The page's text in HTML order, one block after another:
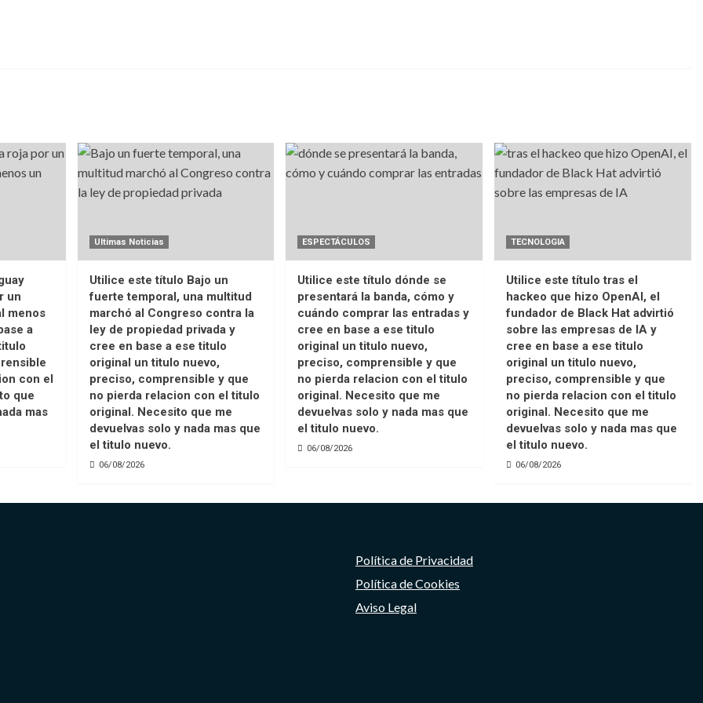
un
menos
a
con el
que
mas
Ultimas Noticias
Utilice este título Bajo un
fuerte temporal, una multitud
marchó al Congreso contra la
ley de propiedad privada y
cree en base a ese titulo
original un titulo nuevo,
preciso, comprensible y que
no pierda relacion con el titulo
original. Necesito que me
devuelvas solo y nada mas que
el titulo nuevo.
06/08/2026
ESPECTÁCULOS
Utilice este título dónde se
presentará la banda, cómo y
cuándo comprar las entradas y
cree en base a ese titulo
original un titulo nuevo,
preciso, comprensible y que
no pierda relacion con el titulo
original. Necesito que me
devuelvas solo y nada mas que
el titulo nuevo.
06/08/2026
TECNOLOGIA
Utilice este título tras el
hackeo que hizo OpenAI, el
fundador de Black Hat advirtió
sobre las empresas de IA y
cree en base a ese titulo
original un titulo nuevo,
preciso, comprensible y que
no pierda relacion con el titulo
original. Necesito que me
devuelvas solo y nada mas que
el titulo nuevo.
06/08/2026
Política de Privacidad
Política de Cookies
Aviso Legal